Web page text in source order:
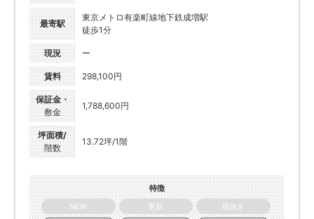
最寄駅
東京メトロ有楽町線地下鉄成増駅
徒歩1分
現況 ー
賃料 298,100円
保証金・
敷金
1,788,600円
坪面積/
階数
13.72坪/1階
特徴
NEW
更新
居抜き